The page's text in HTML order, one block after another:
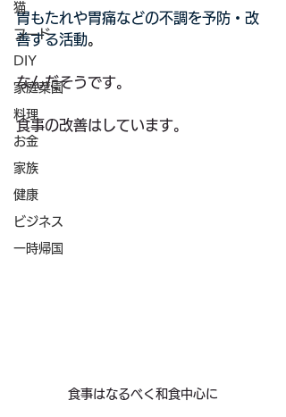
猫
フード
DIY
家庭菜園
料理
お金
家族
健康
ビジネス
一時帰国
胃もたれや胃痛などの不調を予防・改
善する活動。
なんだそうです。
食事の改善はしています。
食事はなるべく和食中心に